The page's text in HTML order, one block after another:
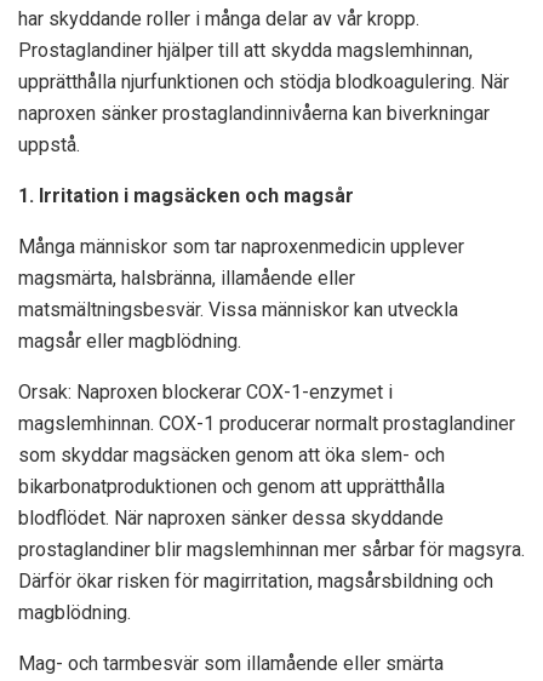
har skyddande roller i många delar av vår kropp.
Prostaglandiner hjälper till att skydda magslemhinnan,
upprätthålla njurfunktionen och stödja blodkoagulering. När
naproxen sänker prostaglandinnivåerna kan biverkningar
uppstå.
1. Irritation i magsäcken och magsår
Många människor som tar naproxenmedicin upplever
magsmärta, halsbränna, illamående eller
matsmältningsbesvär. Vissa människor kan utveckla
magsår eller magblödning.
Orsak: Naproxen blockerar COX-1-enzymet i
magslemhinnan. COX-1 producerar normalt prostaglandiner
som skyddar magsäcken genom att öka slem- och
bikarbonatproduktionen och genom att upprätthålla
blodflödet. När naproxen sänker dessa skyddande
prostaglandiner blir magslemhinnan mer sårbar för magsyra.
Därför ökar risken för magirritation, magsårsbildning och
magblödning.
Mag- och tarmbesvär som illamående eller smärta